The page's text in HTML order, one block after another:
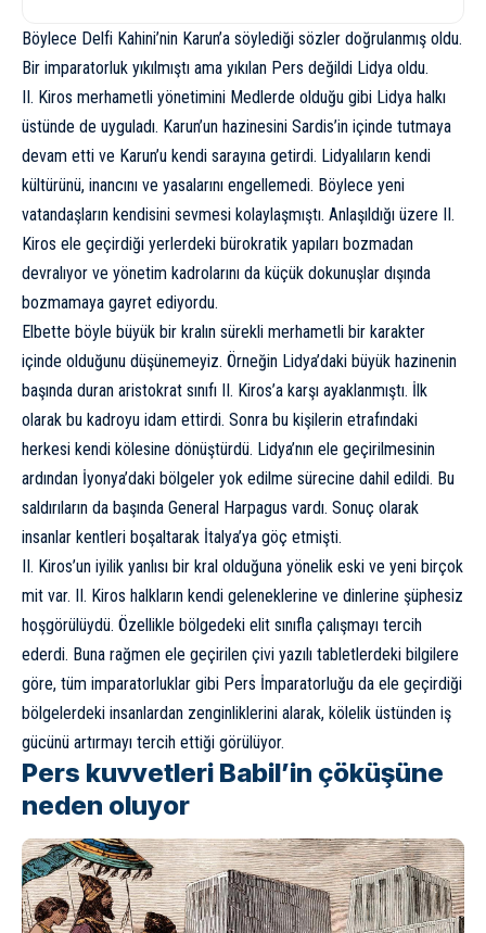
Böylece Delfi Kahini’nin Karun’a söylediği sözler doğrulanmış oldu.
Bir imparatorluk yıkılmıştı ama yıkılan Pers değildi Lidya oldu.
II. Kiros merhametli yönetimini Medlerde olduğu gibi Lidya halkı
üstünde de uyguladı. Karun’un hazinesini Sardis’in içinde tutmaya
devam etti ve Karun’u kendi sarayına getirdi. Lidyalıların kendi
kültürünü, inancını ve yasalarını engellemedi. Böylece yeni
vatandaşların kendisini sevmesi kolaylaşmıştı. Anlaşıldığı üzere II.
Kiros ele geçirdiği yerlerdeki bürokratik yapıları bozmadan
devralıyor ve yönetim kadrolarını da küçük dokunuşlar dışında
bozmamaya gayret ediyordu.
Elbette böyle büyük bir kralın sürekli merhametli bir karakter
içinde olduğunu düşünemeyiz. Örneğin Lidya’daki büyük hazinenin
başında duran aristokrat sınıfı II. Kiros’a karşı ayaklanmıştı. İlk
olarak bu kadroyu idam ettirdi. Sonra bu kişilerin etrafındaki
herkesi kendi kölesine dönüştürdü. Lidya’nın ele geçirilmesinin
ardından İyonya’daki bölgeler yok edilme sürecine dahil edildi. Bu
saldırıların da başında General Harpagus vardı. Sonuç olarak
insanlar kentleri boşaltarak İtalya’ya göç etmişti.
II. Kiros’un iyilik yanlısı bir kral olduğuna yönelik eski ve yeni birçok
mit var. II. Kiros halkların kendi geleneklerine ve dinlerine şüphesiz
hoşgörülüydü. Özellikle bölgedeki elit sınıfla çalışmayı tercih
ederdi. Buna rağmen ele geçirilen çivi yazılı tabletlerdeki bilgilere
göre, tüm imparatorluklar gibi Pers İmparatorluğu da ele geçirdiği
bölgelerdeki insanlardan zenginliklerini alarak, kölelik üstünden iş
gücünü artırmayı tercih ettiği görülüyor.
Pers kuvvetleri Babil’in çöküşüne
neden oluyor